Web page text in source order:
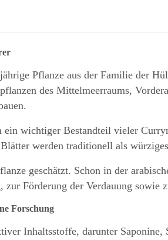
Pflanze aus der Familie der
des Mittelmeerraums,
wichtiger Bestandteil vieler
werden traditionell als
geschätzt. Schon in der
Förderung der Verdauung sowie
Forschung
Inhaltsstoffe, darunter